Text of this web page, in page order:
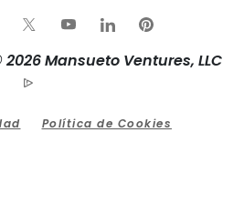
Mansueto Ventures, LLC
Política de Cookies